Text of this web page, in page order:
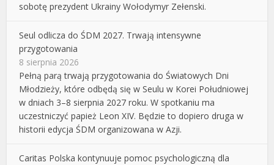
sobotę prezydent Ukrainy Wołodymyr Zełenski.
Seul odlicza do ŚDM 2027. Trwają intensywne
przygotowania
8 sierpnia 2026
Pełną parą trwają przygotowania do Światowych Dni
Młodzieży, które odbędą się w Seulu w Korei Południowej
w dniach 3–8 sierpnia 2027 roku. W spotkaniu ma
uczestniczyć papież Leon XIV. Będzie to dopiero druga w
historii edycja ŚDM organizowana w Azji.
Caritas Polska kontynuuje pomoc psychologiczną dla